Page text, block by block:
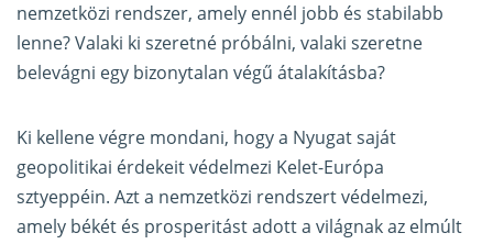
nemzetközi rendszer, amely ennél jobb és stabilabb
lenne? Valaki ki szeretné próbálni, valaki szeretne
belevágni egy bizonytalan végű átalakításba?
Ki kellene végre mondani, hogy a Nyugat saját
geopolitikai érdekeit védelmezi Kelet-Európa
sztyeppéin. Azt a nemzetközi rendszert védelmezi,
amely békét és prosperitást adott a világnak az elmúlt